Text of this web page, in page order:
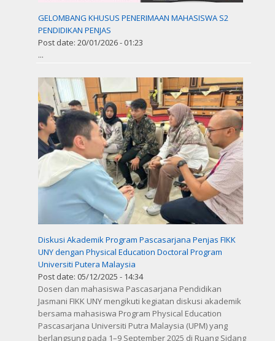
GELOMBANG KHUSUS PENERIMAAN MAHASISWA S2
PENDIDIKAN PENJAS
Post date: 20/01/2026 - 01:23
...
Diskusi Akademik Program Pascasarjana Penjas FIKK
UNY dengan Physical Education Doctoral Program
Universiti Putera Malaysia
Post date: 05/12/2025 - 14:34
Dosen dan mahasiswa Pascasarjana Pendidikan
Jasmani FIKK UNY mengikuti kegiatan diskusi akademik
bersama mahasiswa Program Physical Education
Pascasarjana Universiti Putra Malaysia (UPM) yang
berlangsung pada 1–9 September 2025 di Ruang Sidang